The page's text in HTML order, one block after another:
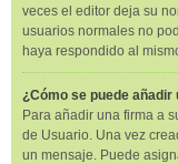
veces el editor deja su
usuarios normales no
haya respondido al
¿Cómo se puede
Para añadir una firma a
de Usuario. Una vez
un mensaje. Puede